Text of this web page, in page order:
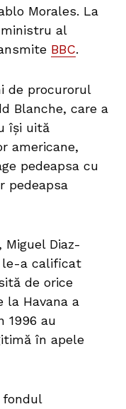
Morales. La
al
BBC.
de procurorul
Blanche, care a
își uită
americane,
pedeapsa cu
pedeapsa
Diaz-
le-a calificat
de orice
la Havana a
1996 au
în apele
fondul